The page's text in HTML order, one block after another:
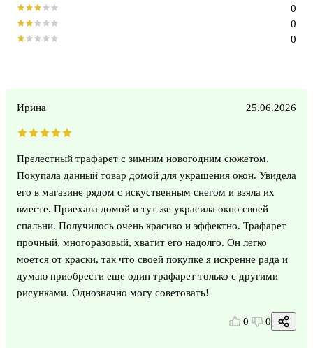
0
0
0
Ирина 25.06.2026
Прелестный трафарет с зимним новогодним сюжетом.
Покупала данный товар домой для украшения окон. Увидела
его в магазине рядом с искуственным снегом и взяла их
вместе. Приехала домой и тут же украсила окно своей
спальни. Получилось очень красиво и эффектно. Трафарет
прочный, многоразовый, хватит его надолго. Он легко
моется от краски, так что своей покупке я искренне рада и
думаю приобрести еще один трафарет только с другими
рисунками. Однозначно могу советовать!
0 0